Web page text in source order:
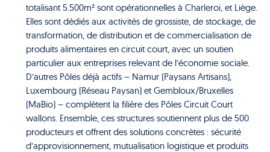
totalisant 5.500m² sont opérationnelles à Charleroi, et Liège.
Elles sont dédiés aux activités de grossiste, de stockage, de
transformation, de distribution et de commercialisation de
produits alimentaires en circuit court, avec un soutien
particulier aux entreprises relevant de l’économie sociale.
D’autres Pôles déjà actifs – Namur (Paysans Artisans),
Luxembourg (Réseau Paysan) et Gembloux/Bruxelles
(MaBio) – complètent la filière des Pôles Circuit Court
wallons. Ensemble, ces structures soutiennent plus de 500
producteurs et offrent des solutions concrètes : sécurité
d’approvisionnement, mutualisation logistique et produits